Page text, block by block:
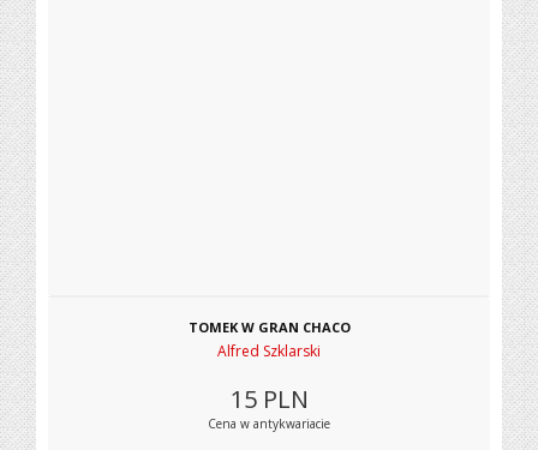
TOMEK W GRAN CHACO
Alfred Szklarski
15 PLN
Cena w antykwariacie